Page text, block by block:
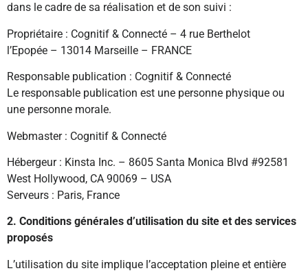
dans le cadre de sa réalisation et de son suivi :
Propriétaire : Cognitif & Connecté – 4 rue Berthelot
l’Epopée – 13014 Marseille – FRANCE
Responsable publication : Cognitif & Connecté
Le responsable publication est une personne physique ou
une personne morale.
Webmaster : Cognitif & Connecté
Hébergeur : Kinsta Inc. – 8605 Santa Monica Blvd #92581
West Hollywood, CA 90069 – USA
Serveurs : Paris, France
2. Conditions générales d’utilisation du site et des services
proposés
L’utilisation du site implique l’acceptation pleine et entière